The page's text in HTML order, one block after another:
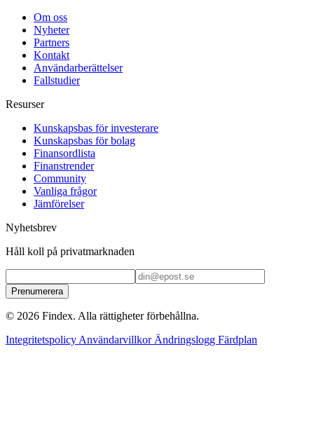
Om oss
Nyheter
Partners
Kontakt
Användarberättelser
Fallstudier
Resurser
Kunskapsbas för investerare
Kunskapsbas för bolag
Finansordlista
Finanstrender
Community
Vanliga frågor
Jämförelser
Nyhetsbrev
Håll koll på privatmarknaden
Prenumerera
© 2026 Findex. Alla rättigheter förbehållna.
Integritetspolicy Användarvillkor Ändringslogg Färdplan